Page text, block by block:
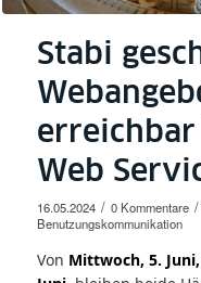
Stabi
erreichbar
Web
16.05.2024 / 0 Kommentare /
Benutzungskommunikation
Von Mittwoch, 5.